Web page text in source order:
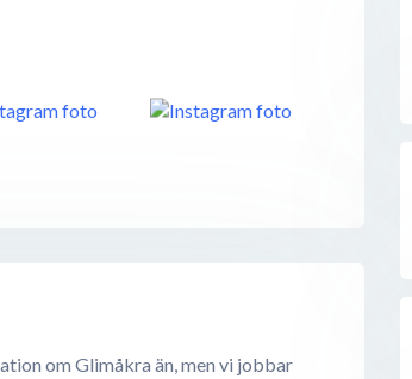
om Glimåkra än, men vi jobbar